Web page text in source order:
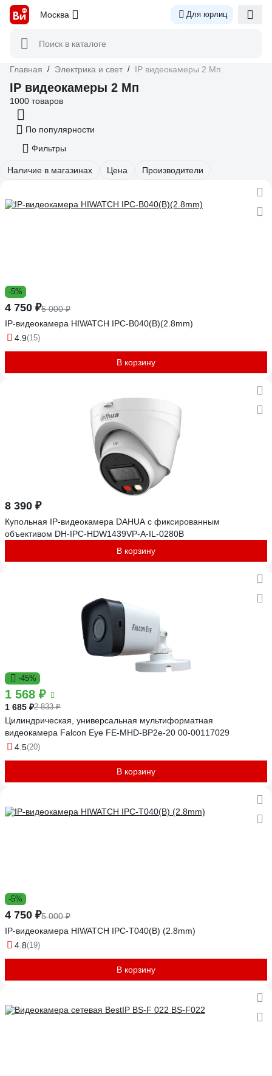
Москва Для юрлиц
Поиск в каталоге
Главная / Электрика и свет / IP видеокамеры 2 Мп
IP видеокамеры 2 Мп
1000 товаров
По популярности
Фильтры
Наличие в магазинах Цена Производители
-5%
4 750 ₽5 000 ₽
IP-видеокамера HIWATCH IPC-B040(B)(2.8mm)
4.9(15)
В корзину
8 390 ₽
Купольная IP-видеокамера DAHUA с фиксированным
объективом DH-IPC-HDW1439VP-A-IL-0280B
В корзину
-45%
1 568 ₽
1 685 ₽2 833 ₽
Цилиндрическая, универсальная мультиформатная
видеокамера Falcon Eye FE-MHD-BP2e-20 00-00117029
4.5(20)
В корзину
-5%
4 750 ₽5 000 ₽
IP-видеокамера HIWATCH IPC-T040(B) (2.8mm)
4.8(19)
В корзину